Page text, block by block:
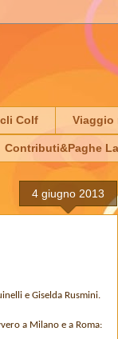
Colf Viaggio
Contributi&Paghe
4 giugno 2013
e Giselda Rusmini.
a Milano e a Roma: